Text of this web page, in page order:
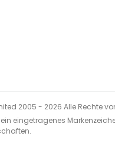
2005 - 2026 Alle Rechte
ein eingetragenes